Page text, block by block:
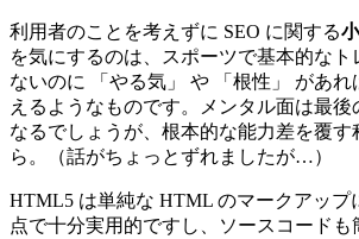
利用者のことを考えずに SEO に関する
を気にするのは、スポーツで基本的なト
ないのに 「やる気」 や 「根性」 があ
えるようなものです。メンタル面は最
なるでしょうが、根本的な能力差を覆
ら。（話がちょっとずれましたが…）
HTML5 は単純な HTML のマークアップ
点で十分実用的ですし、ソースコード